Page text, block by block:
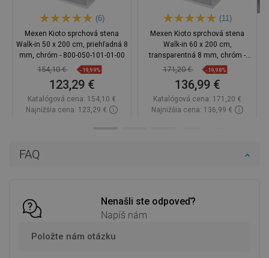
FAQ
Nenašli ste odpoveď?
Napíš nám
Položte nám otázku
(6)
Mexen Kioto sprchová stena
Walk-in 50 x 200 cm, priehľadná 8
mm, chróm - 800-050-101-01-00
154,10 € -19,99%
123,29 €
Katalógová cena: 154,10 €
Najnižšia cena: 123,29 €
(11)
Mexen Kioto sprchová stena
Walk-in 60 x 200 cm,
transparentná 8 mm, chróm -
800-060-101-01-00
171,20 € -19,98%
136,99 €
Katalógová cena: 171,20 €
Najnižšia cena: 136,99 €